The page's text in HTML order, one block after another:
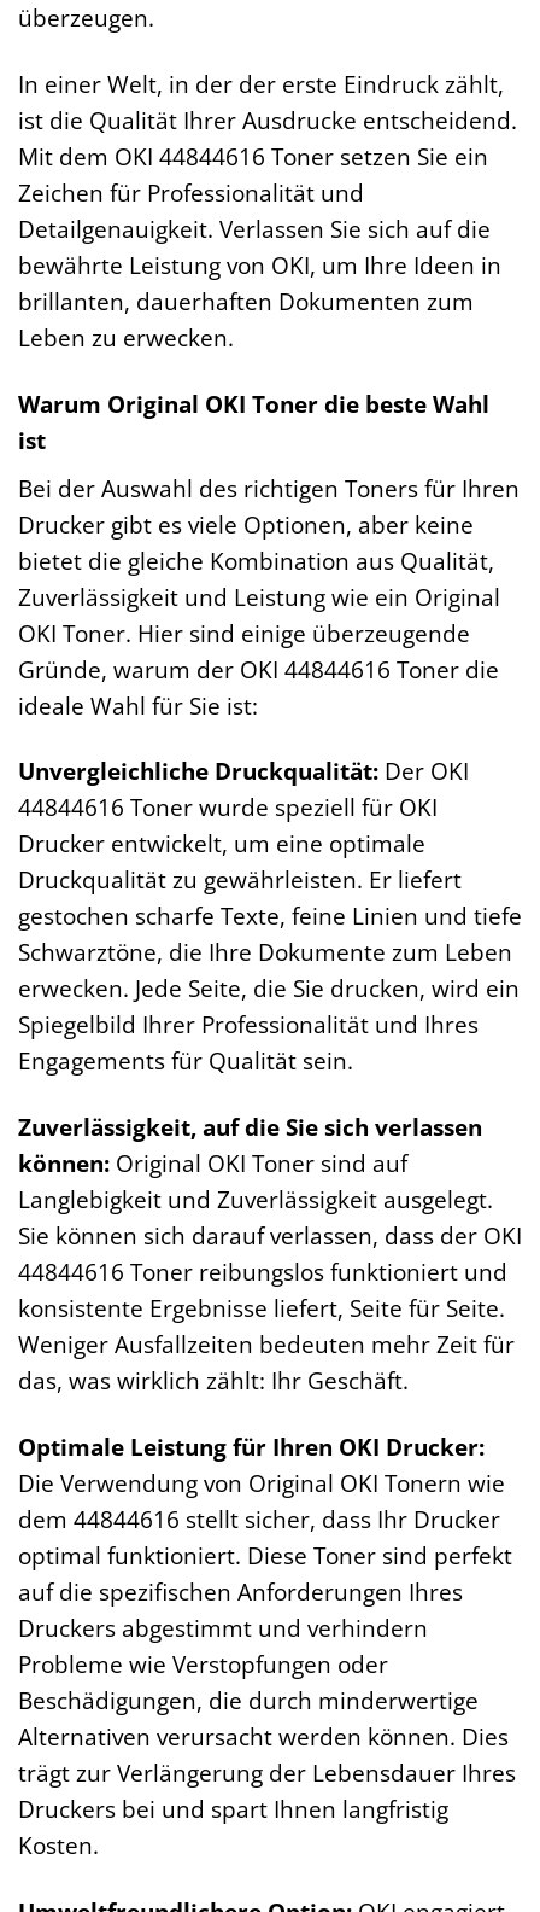
überzeugen.
In einer Welt, in der der erste Eindruck zählt,
ist die Qualität Ihrer Ausdrucke entscheidend.
Mit dem OKI 44844616 Toner setzen Sie ein
Zeichen für Professionalität und
Detailgenauigkeit. Verlassen Sie sich auf die
bewährte Leistung von OKI, um Ihre Ideen in
brillanten, dauerhaften Dokumenten zum
Leben zu erwecken.
Warum Original OKI Toner die beste Wahl
ist
Bei der Auswahl des richtigen Toners für Ihren
Drucker gibt es viele Optionen, aber keine
bietet die gleiche Kombination aus Qualität,
Zuverlässigkeit und Leistung wie ein Original
OKI Toner. Hier sind einige überzeugende
Gründe, warum der OKI 44844616 Toner die
ideale Wahl für Sie ist:
Unvergleichliche Druckqualität: Der OKI
44844616 Toner wurde speziell für OKI
Drucker entwickelt, um eine optimale
Druckqualität zu gewährleisten. Er liefert
gestochen scharfe Texte, feine Linien und tiefe
Schwarztöne, die Ihre Dokumente zum Leben
erwecken. Jede Seite, die Sie drucken, wird ein
Spiegelbild Ihrer Professionalität und Ihres
Engagements für Qualität sein.
Zuverlässigkeit, auf die Sie sich verlassen
können: Original OKI Toner sind auf
Langlebigkeit und Zuverlässigkeit ausgelegt.
Sie können sich darauf verlassen, dass der OKI
44844616 Toner reibungslos funktioniert und
konsistente Ergebnisse liefert, Seite für Seite.
Weniger Ausfallzeiten bedeuten mehr Zeit für
das, was wirklich zählt: Ihr Geschäft.
Optimale Leistung für Ihren OKI Drucker:
Die Verwendung von Original OKI Tonern wie
dem 44844616 stellt sicher, dass Ihr Drucker
optimal funktioniert. Diese Toner sind perfekt
auf die spezifischen Anforderungen Ihres
Druckers abgestimmt und verhindern
Probleme wie Verstopfungen oder
Beschädigungen, die durch minderwertige
Alternativen verursacht werden können. Dies
trägt zur Verlängerung der Lebensdauer Ihres
Druckers bei und spart Ihnen langfristig
Kosten.